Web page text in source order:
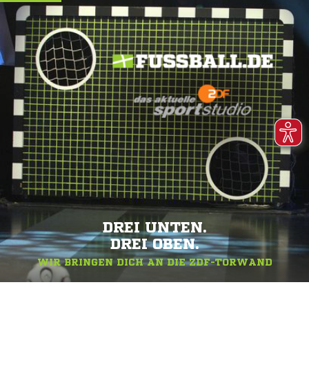
DREI UNTEN.
DREI OBEN.
WIR BRINGEN DICH AN DIE ZDF-TORWAND